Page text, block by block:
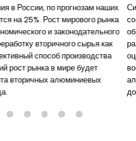
в России, по прогнозам наших
на 25%. Рост мирового рынка
и законодательного
вторичного сырья как
способ производства
рост рынка в мире будет
вторичных алюминиевых